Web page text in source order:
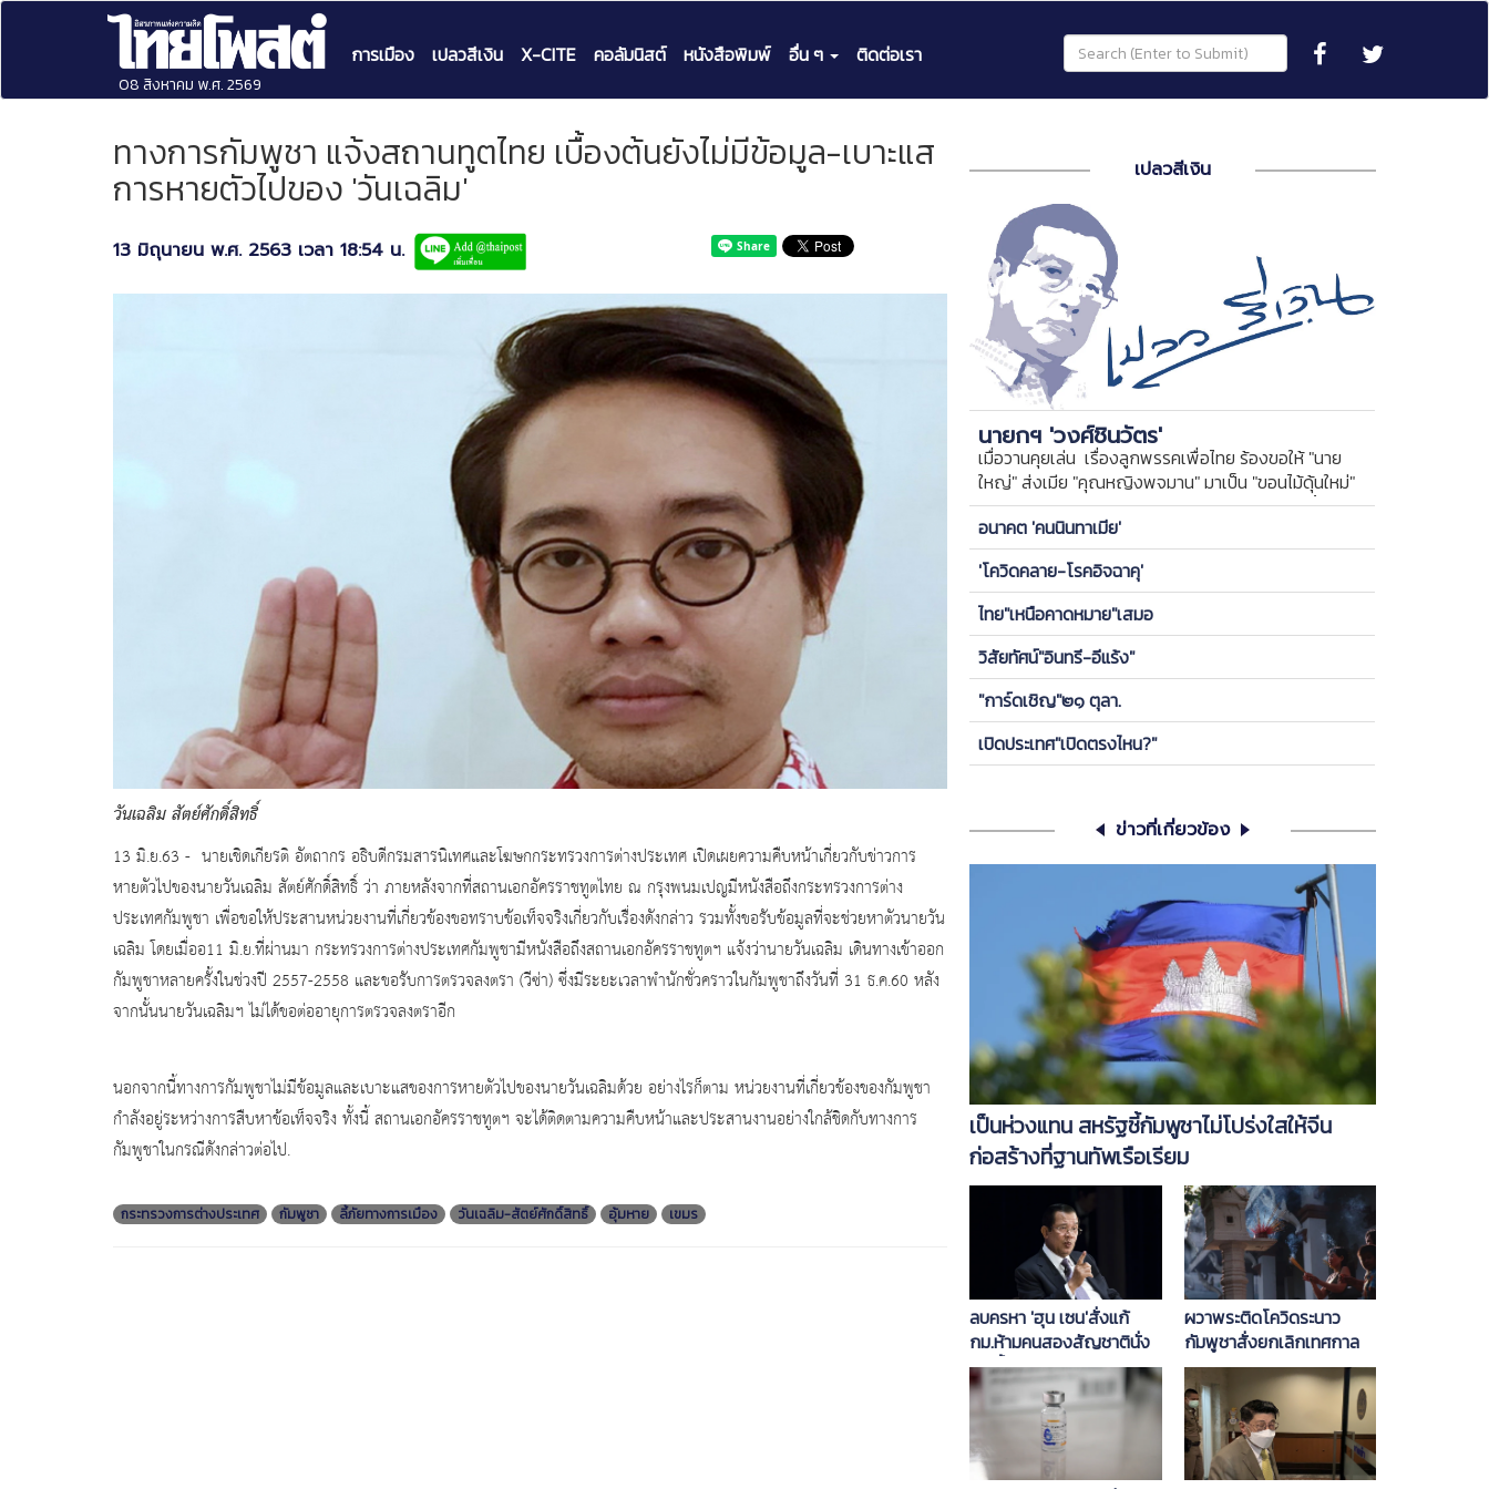
08 สิงหาคม พ.ศ. 2569
การเมือง เปลวสีเงิน X-CITE คอลัมนิสต์ หนังสือพิมพ์ อื่น ๆ ติดต่อเรา
ทางการกัมพูชา แจ้งสถานทูตไทย เบื้องต้นยังไม่มีข้อมูล-เบาะแส
การหายตัวไปของ 'วันเฉลิม'
13 มิถุนายน พ.ศ. 2563 เวลา 18:54 น.
วันเฉลิม สัตย์ศักดิ์สิทธิ์
13 มิ.ย.63 - นายเชิดเกียรติ อัตถากร อธิบดีกรมสารนิเทศและโฆษกกระทรวงการต่างประเทศ เปิดเผยความคืบหน้าเกี่ยวกับข่าวการ
หายตัวไปของนายวันเฉลิม สัตย์ศักดิ์สิทธิ์ ว่า ภายหลังจากที่สถานเอกอัครราชทูตไทย ณ กรุงพนมเปญมีหนังสือถึงกระทรวงการต่าง
ประเทศกัมพูชา เพื่อขอให้ประสานหน่วยงานที่เกี่ยวข้องขอทราบข้อเท็จจริงเกี่ยวกับเรื่องดังกล่าว รวมทั้งขอรับข้อมูลที่จะช่วยหาตัวนายวัน
เฉลิม โดยเมื่ออ11 มิ.ย.ที่ผ่านมา กระทรวงการต่างประเทศกัมพูชามีหนังสือถึงสถานเอกอัครราชทูตฯ แจ้งว่านายวันเฉลิม เดินทางเข้าออก
กัมพูชาหลายครั้งในช่วงปี 2557-2558 และขอรับการตรวจลงตรา (วีซ่า) ซึ่งมีระยะเวลาพำนักชั่วคราวในกัมพูชาถึงวันที่ 31 ธ.ค.60 หลัง
จากนั้นนายวันเฉลิมฯ ไม่ได้ขอต่ออายุการตรวจลงตราอีก
นอกจากนี้ทางการกัมพูชาไม่มีข้อมูลและเบาะแสของการหายตัวไปของนายวันเฉลิมด้วย อย่างไรก็ตาม หน่วยงานที่เกี่ยวข้องของกัมพูชา
กำลังอยู่ระหว่างการสืบหาข้อเท็จจริง ทั้งนี้ สถานเอกอัครราชทูตฯ จะได้ติดตามความคืบหน้าและประสานงานอย่างใกล้ชิดกับทางการ
กัมพูชาในกรณีดังกล่าวต่อไป.
กระทรวงการต่างประเทศ กัมพูชา ลี้ภัยทางการเมือง วันเฉลิม-สัตย์ศักดิ์สิทธิ์ อุ้มหาย เขมร
เปลวสีเงิน
นายกฯ 'วงศ์ชินวัตร'
เมื่อวานคุยเล่น เรื่องลูกพรรคเพื่อไทย ร้องขอให้ "นาย
ใหญ่" ส่งเมีย "คุณหญิงพจมาน" มาเป็น "ขอนไม้ดุ้นใหม่"
ของพรรค ให้ลูกกบ-ลูกเขียดในพรรคได้เกาะ วันนี้ ขอคุย
ซีเครียดซักนิด
อนาคต 'คนนินทาเมีย'
'โควิดคลาย-โรคอิจฉาคุ'
ไทย"เหนือคาดหมาย"เสมอ
วิสัยทัศน์"อินทรี-อีแร้ง"
"การ์ดเชิญ"๒๑ ตุลา.
เปิดประเทศ"เปิดตรงไหน?"
ข่าวที่เกี่ยวข้อง
เป็นห่วงแทน สหรัฐชี้กัมพูชาไม่โปร่งใสให้จีน
ก่อสร้างที่ฐานทัพเรือเรียม
ลบครหา 'ฮุน เซน'สั่งแก้
กม.ห้ามคนสองสัญชาตินั่ง
เก้าอี้นายกฯ
ผวาพระติดโควิดระนาว
กัมพูชาสั่งยกเลิกเทศกาล
เซ่นไหว้บรรพบุรุษ